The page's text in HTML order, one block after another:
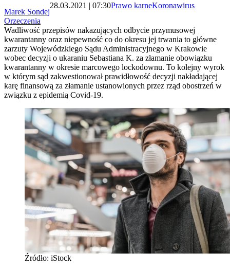
Marek Sondej
28.03.2021 | 07:30Prawo karneKoronawirus
Orzeczenia
Wadliwość przepisów nakazujących odbycie przymusowej
kwarantanny oraz niepewność co do okresu jej trwania to główne
zarzuty Wojewódzkiego Sądu Administracyjnego w Krakowie
wobec decyzji o ukaraniu Sebastiana K. za złamanie obowiązku
kwarantanny w okresie marcowego lockodownu. To kolejny wyrok
w którym sąd zakwestionował prawidłowość decyzji nakładającej
karę finansową za złamanie ustanowionych przez rząd obostrzeń w
związku z epidemią Covid-19.
Źródło: iStock